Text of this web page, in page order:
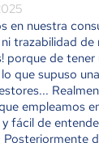
en nuestra
trazabilidad
porque de
que supuso
empleamos
fácil de
Posteriormente